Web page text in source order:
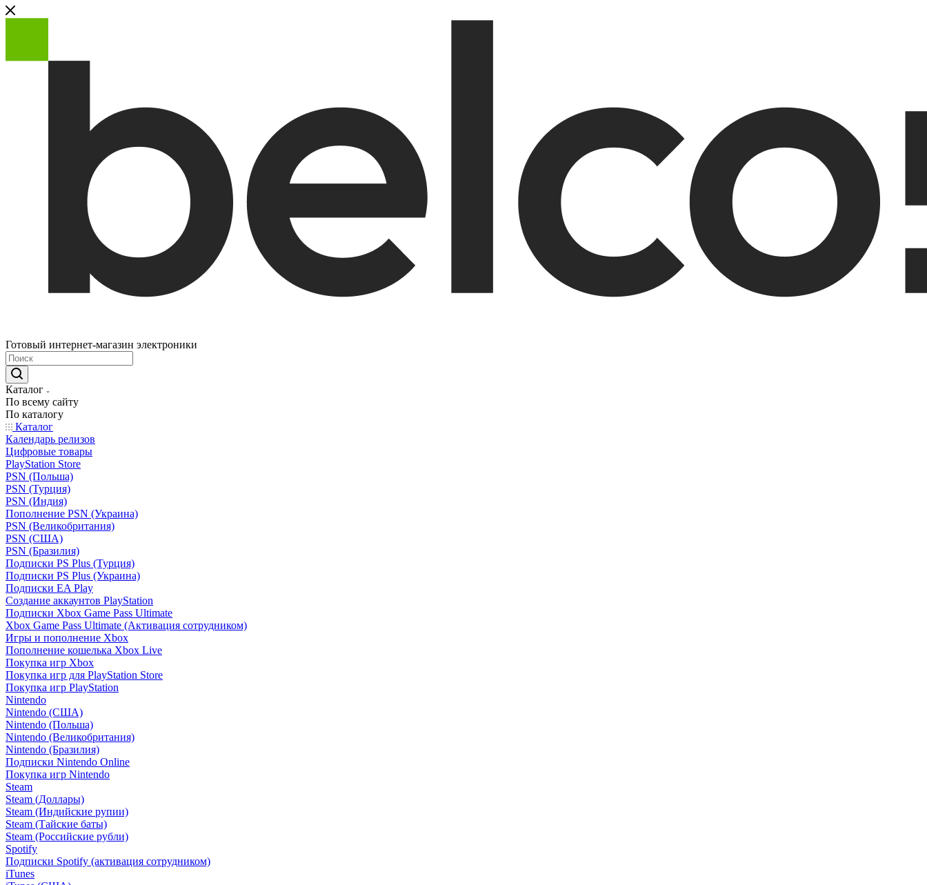
Готовый интернет-магазин электроники
Каталог
По всему сайту
По каталогу
Каталог
Календарь релизов
Цифровые товары
PlayStation Store
PSN (Польша)
PSN (Турция)
PSN (Индия)
Пополнение PSN (Украина)
PSN (Великобритания)
PSN (США)
PSN (Бразилия)
Подписки PS Plus (Турция)
Подписки PS Plus (Украина)
Подписки EA Play
Создание аккаунтов PlayStation
Подписки Xbox Game Pass Ultimate
Xbox Game Pass Ultimate (Активация сотрудником)
Игры и пополнение Xbox
Пополнение кошелька Xbox Live
Покупка игр Xbox
Покупка игр для PlayStation Store
Покупка игр PlayStation
Nintendo
Nintendo (США)
Nintendo (Польша)
Nintendo (Великобритания)
Nintendo (Бразилия)
Подписки Nintendo Online
Покупка игр Nintendo
Steam
Steam (Доллары)
Steam (Индийские рупии)
Steam (Тайские баты)
Steam (Российские рубли)
Spotify
Подписки Spotify (активация сотрудником)
iTunes